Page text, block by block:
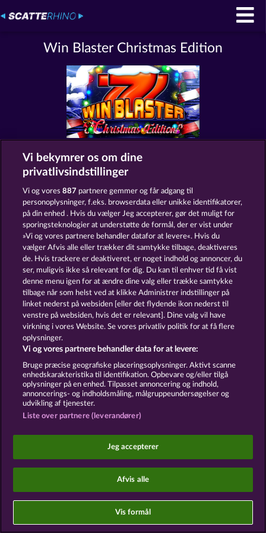
Win Blaster Christmas Edition
Vilkår og betingelser
Kontakt Virksomhed FAQ
Indsend anmodning om tilbagetrækning
Sociale kasinospil har udelukkende et
underholdningsformål og har absolut ingen
indflydelse på din mulige fremtidssucces inden for
spil med rigtige penge.
©2026 Whow Games GmbH
Vi bekymrer os om dine
privatlivsindstillinger
Vi og vores887 partnere gemmer og får adgang til
personoplysninger, f.eks. browserdata eller unikke identifikatorer,
på din enhed . Hvis du vælger Jeg accepterer, gør det muligt for
sporingsteknologier at understøtte de formål, der er vist under
»Vi og vores partnere behandler datafor at levere«. Hvis du
vælger Afvis alle eller trækker dit samtykke tilbage, deaktiveres
de. Hvis trackere er deaktiveret, er noget indhold og annoncer, du
ser, muligvis ikke så relevant for dig. Du kan til enhver tid få vist
denne menu igen for at ændre dine valg eller trække samtykke
tilbage når som helst ved at klikke Administrer indstillinger på
linket nederst på websiden [eller det flydende ikon nederst til
venstre på websiden, hvis det er relevant]. Dine valg vil have
virkning i vores Website. Se vores privatliv politik for at få flere
oplysninger.
Vi og vores partnere behandler data for at levere:
Bruge præcise geografiske placeringsoplysninger. Aktivt scanne
enhedskarakteristika til identifikation. Opbevare og/eller tilgå
oplysninger på en enhed. Tilpasset annoncering og indhold,
annoncerings- og indholdsmåling, målgruppeundersøgelser og
udvikling af tjenester.
Liste over partnere (leverandører)
Jeg accepterer
Afvis alle
Vis formål